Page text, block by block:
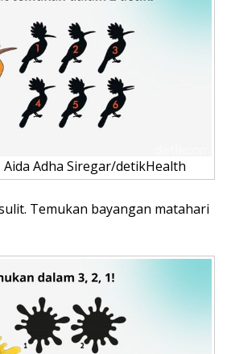
Adha Siregar/detikHealth
Temukan bayangan matahari